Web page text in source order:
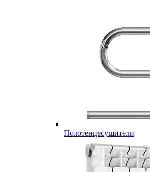
Полотенцесушители